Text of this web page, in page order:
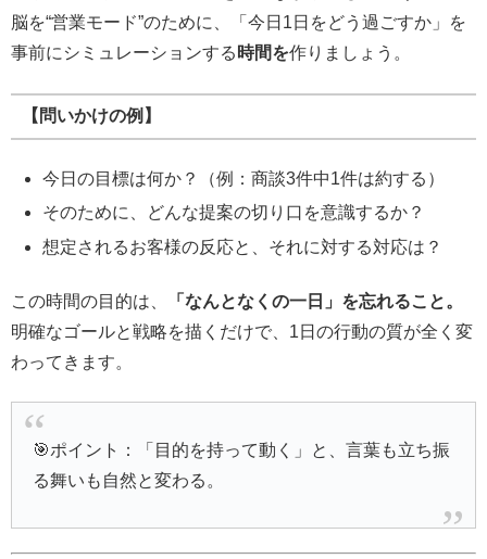
脳を“営業モード”のために、「今日1日をどう過ごすか」を
事前にシミュレーションする 時間を作りましょう。
【問いかけの例】
今日の目標は何か？（例：商談3件中1件は約する）
そのために、どんな提案の切り口を意識するか？
想定されるお客様の反応と、それに対する対応は？
この時間の目的は、
「なんとなくの一日」を忘れること。
明確なゴールと戦略を描くだけで、1日の行動の質が全く変
わってきます。
🎯ポイント：「目的を持って動く」と、言葉も立ち振
る舞いも自然と変わる。